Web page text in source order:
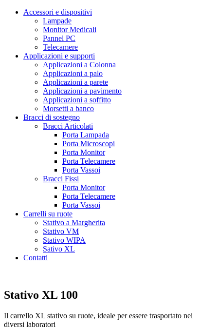
Accessori e dispositivi
Lampade
Monitor Medicali
Pannel PC
Telecamere
Applicazioni e supporti
Applicazioni a Colonna
Applicazioni a palo
Applicazioni a parete
Applicazioni a pavimento
Applicazioni a soffitto
Morsetti a banco
Bracci di sostegno
Bracci Articolati
Porta Lampada
Porta Microscopi
Porta Monitor
Porta Telecamere
Porta Vassoi
Bracci Fissi
Porta Monitor
Porta Telecamere
Porta Vassoi
Carrelli su ruote
Stativo a Margherita
Stativo VM
Stativo WIPA
Sativo XL
Contatti
Stativo XL 100
Il carrello XL stativo su ruote, ideale per essere trasportato nei
diversi laboratori